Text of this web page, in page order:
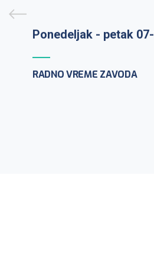
PCR testiranje na
ponedeljak-petak 10-